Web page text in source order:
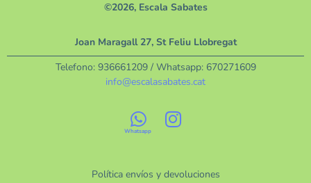
©2026, Escala Sabates
Política envíos y devoluciones
Joan Maragall 27, St Feliu Llobregat
Telefono: 936661209/ Whatsapp: 670271609
info@escalasabates.cat